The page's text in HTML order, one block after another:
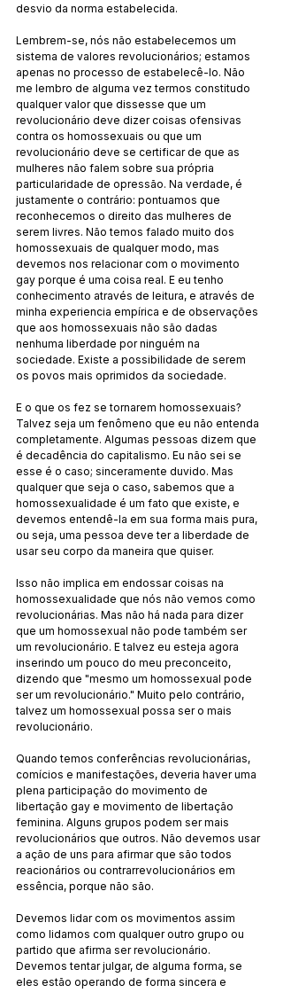
desvio da norma estabelecida.
Lembrem-se, nós não estabelecemos um
sistema de valores revolucionários; estamos
apenas no processo de estabelecê-lo. Não
me lembro de alguma vez termos constitudo
qualquer valor que dissesse que um
revolucionário deve dizer coisas ofensivas
contra os homossexuais ou que um
revolucionário deve se certificar de que as
mulheres não falem sobre sua própria
particularidade de opressão. Na verdade, é
justamente o contrário: pontuamos que
reconhecemos o direito das mulheres de
serem livres. Não temos falado muito dos
homossexuais de qualquer modo, mas
devemos nos relacionar com o movimento
gay porque é uma coisa real. E eu tenho
conhecimento através de leitura, e através de
minha experiencia empírica e de observações
que aos homossexuais não são dadas
nenhuma liberdade por ninguém na
sociedade. Existe a possibilidade de serem
os povos mais oprimidos da sociedade.
E o que os fez se tornarem homossexuais?
Talvez seja um fenômeno que eu não entenda
completamente. Algumas pessoas dizem que
é decadência do capitalismo. Eu não sei se
esse é o caso; sinceramente duvido. Mas
qualquer que seja o caso, sabemos que a
homossexualidade é um fato que existe, e
devemos entendê-la em sua forma mais pura,
ou seja, uma pessoa deve ter a liberdade de
usar seu corpo da maneira que quiser.
Isso não implica em endossar coisas na
homossexualidade que nós não vemos como
revolucionárias. Mas não há nada para dizer
que um homossexual não pode também ser
um revolucionário. E talvez eu esteja agora
inserindo um pouco do meu preconceito,
dizendo que "mesmo um homossexual pode
ser um revolucionário." Muito pelo contrário,
talvez um homossexual possa ser o mais
revolucionário.
Quando temos conferências revolucionárias,
comícios e manifestações, deveria haver uma
plena participação do movimento de
libertação gay e movimento de libertação
feminina. Alguns grupos podem ser mais
revolucionários que outros. Não devemos usar
a ação de uns para afirmar que são todos
reacionários ou contrarrevolucionários em
essência, porque não são.
Devemos lidar com os movimentos assim
como lidamos com qualquer outro grupo ou
partido que afirma ser revolucionário.
Devemos tentar julgar, de alguma forma, se
eles estão operando de forma sincera e